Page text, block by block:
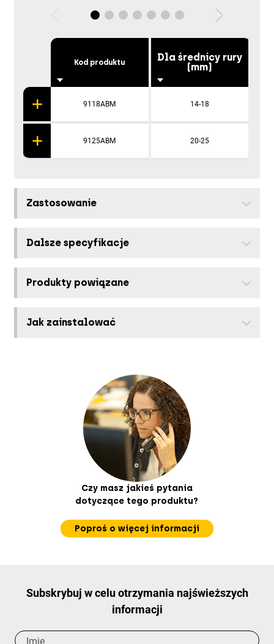
Kod produktu
9118ABM
9125ABM
Dla średnicy rury
(mm)
14-18
20-25
Zastosowanie
Dalsze specyfikacje
Produkty powiązane
Jak zainstalować
Czy masz jakieś pytania
dotyczące tego produktu?
Poproś o więcej informacji
Subskrybuj w celu otrzymania najświeższych
informacji